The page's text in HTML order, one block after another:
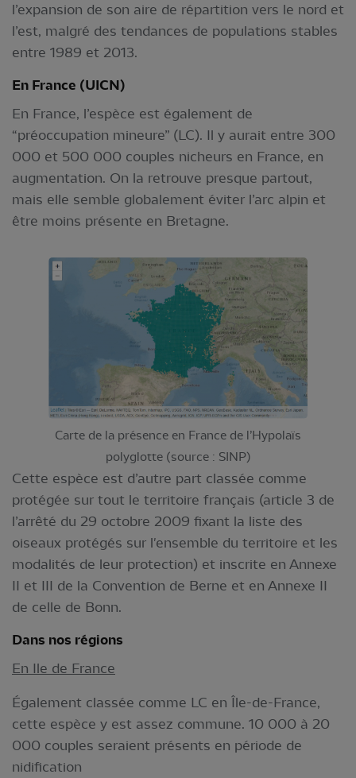
l’expansion de son aire de répartition vers le nord et
l’est, malgré des tendances de populations stables
entre 1989 et 2013.
En France (UICN)
En France, l’espèce est également de
“préoccupation mineure” (LC). Il y aurait entre 300
000 et 500 000 couples nicheurs en France, en
augmentation. On la retrouve presque partout,
mais elle semble globalement éviter l’arc alpin et
être moins présente en Bretagne.
Carte de la présence en France de l’Hypolaïs
polyglotte (source : SINP)
Cette espèce est d’autre part classée comme
protégée sur tout le territoire français (article 3 de
l’arrêté du 29 octobre 2009 fixant la liste des
oiseaux protégés sur l'ensemble du territoire et les
modalités de leur protection) et inscrite en Annexe
II et III de la Convention de Berne et en Annexe II
de celle de Bonn.
Dans nos régions
En Ile de France
Également classée comme LC en Île-de-France,
cette espèce y est assez commune. 10 000 à 20
000 couples seraient présents en période de
nidification